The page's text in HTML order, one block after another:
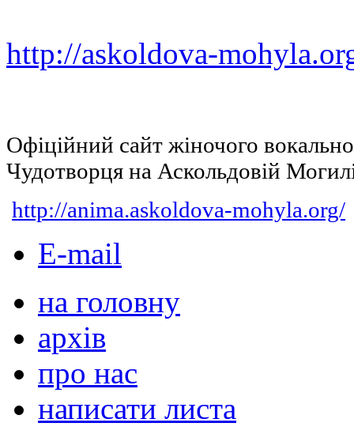
http://askoldova-
Офіційний сайт жіночого
Чудотворця на Аскольдовій
http://anima.askoldova-mohyla.org/
E-mail
на головну
архів
про нас
написати листа